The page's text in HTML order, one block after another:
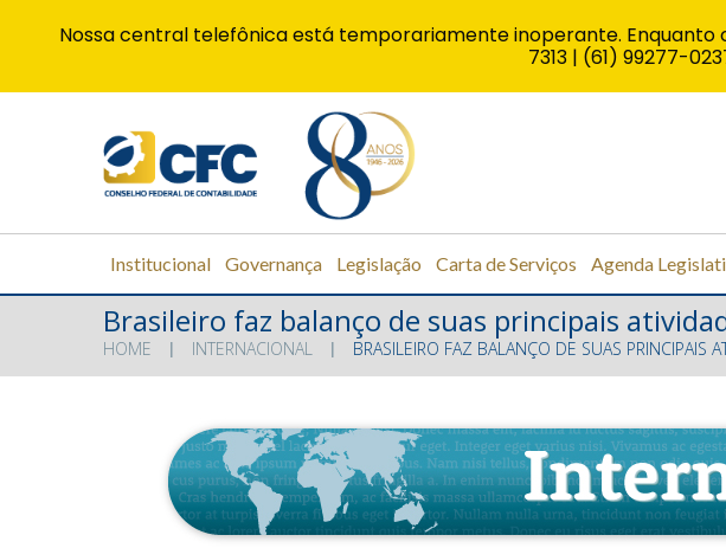
Institucional Governança Legislação Carta de Serviços Agenda
Brasileiro faz balanço de suas principais
HOME INTERNACIONAL BRASILEIRO FAZ BALANÇO DE SUAS PRINCIPAIS
Nossa central telefônica está temporariamente inoperante. Enquanto
7313 | (61) 99277-